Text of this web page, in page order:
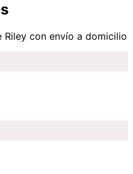
Riley con envío a domicilio